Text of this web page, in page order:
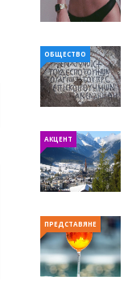
ОБЩЕСТВО
АКЦЕНТ
ПРЕДСТАВЯНЕ